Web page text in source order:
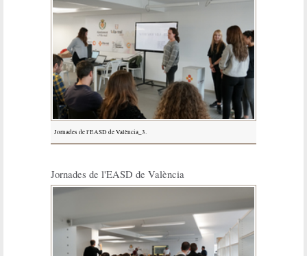
Jornades de l'EASD de València_3.
Jornades de l'EASD de València